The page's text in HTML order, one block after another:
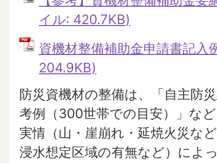
イル: 420.7KB)
資機材整備補助金申請書記入
204.9KB)
防災資機材の整備は、「自主防
考例（300世帯での目安）」な
実情（山・崖崩れ・延焼火災な
浸水想定区域の有無など）によ